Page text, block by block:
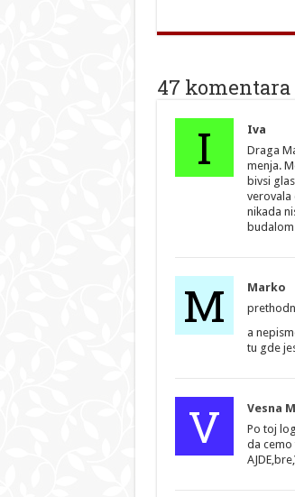
47 komentara
I Iva
Draga
menja.
bivsi
verovala
nikada
budalom
M Marko
a
tu gde
V Vesna
Po toj
da